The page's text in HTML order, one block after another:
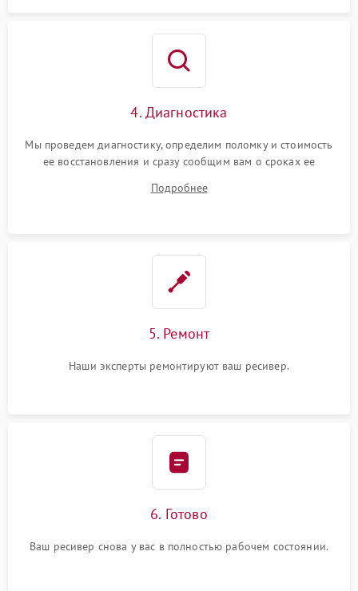
4. Диагностика
Мы проведем диагностику, определим поломку и стоимость
ее восстановления и сразу сообщим вам о сроках ее
Подробнее
5. Ремонт
Наши эксперты ремонтируют ваш ресивер.
6. Готово
Ваш ресивер снова у вас в полностью рабочем состоянии.